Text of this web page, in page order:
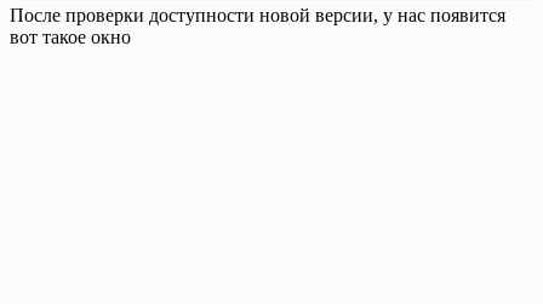
После проверки доступности новой версии, у нас появится
вот такое окно